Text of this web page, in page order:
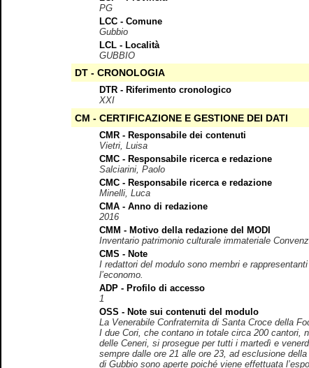
PG
LCC - Comune
Gubbio
LCL - Località
GUBBIO
DT - CRONOLOGIA
DTR - Riferimento cronologico
XXI
CM - CERTIFICAZIONE E GESTIONE DEI DATI
CMR - Responsabile dei contenuti
Vietri, Luisa
CMC - Responsabile ricerca e redazione
Salciarini, Paolo
CMC - Responsabile ricerca e redazione
Minelli, Luca
CMA - Anno di redazione
2016
CMM - Motivo della redazione del MODI
Inventario patrimonio culturale immateriale
CMS - Note
I redattori del modulo sono membri e
l’economo.
ADP - Profilo di accesso
1
OSS - Note sui contenuti del modulo
La Venerabile Confraternita di Santa Croce della
I due Cori, che contano in totale circa 200 cantori,
delle Ceneri, si prosegue per tutti i martedì e
sempre dalle ore 21 alle ore 23, ad esclusione
di Gubbio sono aperte poiché viene effettuata